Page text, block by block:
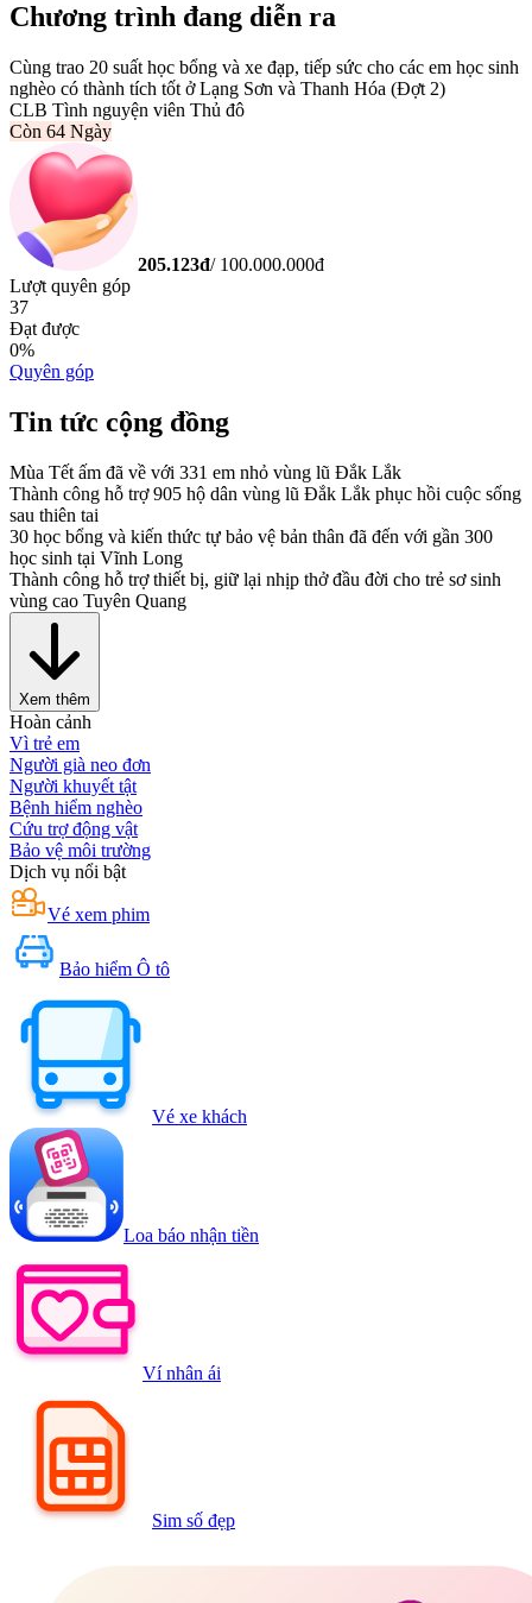
Chương trình đang diễn ra
Cùng trao 20 suất học bổng và xe đạp, tiếp sức cho các em học sinh
nghèo có thành tích tốt ở Lạng Sơn và Thanh Hóa (Đợt 2)
CLB Tình nguyện viên Thủ đô
Còn 64 Ngày
205.123đ/ 100.000.000đ
Lượt quyên góp
37
Đạt được
0%
Quyên góp
Tin tức cộng đồng
Mùa Tết ấm đã về với 331 em nhỏ vùng lũ Đắk Lắk
Thành công hỗ trợ 905 hộ dân vùng lũ Đắk Lắk phục hồi cuộc sống
sau thiên tai
30 học bổng và kiến thức tự bảo vệ bản thân đã đến với gần 300
học sinh tại Vĩnh Long
Thành công hỗ trợ thiết bị, giữ lại nhịp thở đầu đời cho trẻ sơ sinh
vùng cao Tuyên Quang
Xem thêm
Hoàn cảnh
Vì trẻ em
Người già neo đơn
Người khuyết tật
Bệnh hiểm nghèo
Cứu trợ động vật
Bảo vệ môi trường
Dịch vụ nổi bật
Vé xem phim
Bảo hiểm Ô tô
Vé xe khách
Loa báo nhận tiền
Ví nhân ái
Sim số đẹp